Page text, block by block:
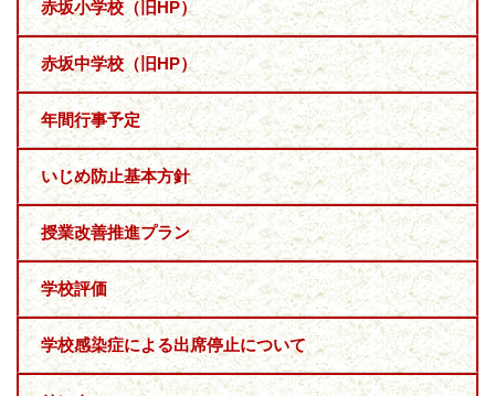
赤坂小学校（旧HP）
赤坂中学校（旧HP）
年間行事予定
いじめ防止基本方針
授業改善推進プラン
学校評価
学校感染症による出席停止について